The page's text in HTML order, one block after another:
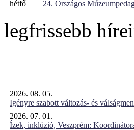
hétfő 24. Országos
legfrissebb
2026. 08. 05.
Igényre szabott változás- és
2026. 07. 01.
Ízek, inklúzió, Veszprém: